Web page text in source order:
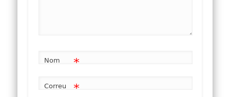
Nom *
Correu *